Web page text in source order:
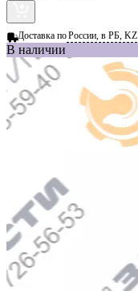
Доставка поРоссии, в РБ, KZ
В наличии